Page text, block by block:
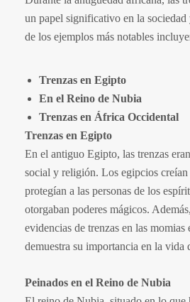
un papel significativo en la
de los ejemplos más notables
Trenzas en Egipto
En el Reino de Nubia
Trenzas en África Occidental
Trenzas en Egipto
En el antiguo Egipto, las trenzas
social y religión. Los egipcios creían
protegían a las personas de los
otorgaban poderes mágicos.
evidencias de trenzas en las momias
demuestra su importancia en la vida
Peinados en el Reino de Nubia